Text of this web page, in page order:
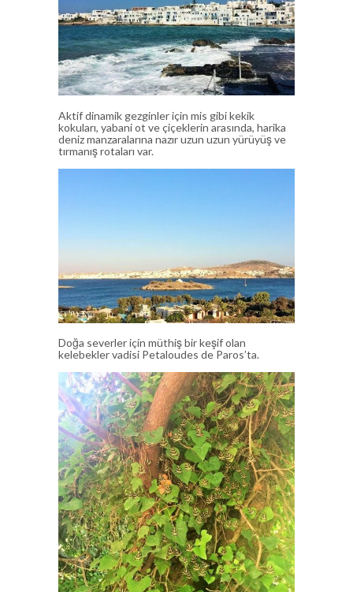
Aktif dinamik gezginler için mis gibi kekik
kokuları, yabani ot ve çiçeklerin arasında, harika
deniz manzaralarına nazır uzun uzun yürüyüş ve
tırmanış rotaları var.
Doğa severler için müthiş bir keşif olan
kelebekler vadisi Petaloudes de Paros’ta.